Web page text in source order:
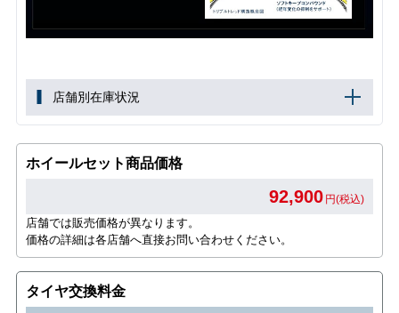
店舗別在庫状況
ホイールセット商品価格
92,900 円(税込)
店舗では販売価格が異なります。
価格の詳細は各店舗へ直接お問い合わせください。
タイヤ交換料金